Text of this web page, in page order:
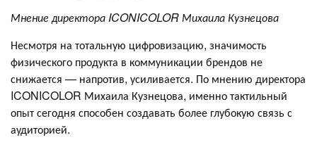
Мнение директора ICONICOLOR Михаила Кузнецова
Несмотря на тотальную цифровизацию, значимость
физического продукта в коммуникации брендов не
снижается — напротив, усиливается. По мнению директора
ICONICOLOR Михаила Кузнецова, именно тактильный
опыт сегодня способен создавать более глубокую связь с
аудиторией.